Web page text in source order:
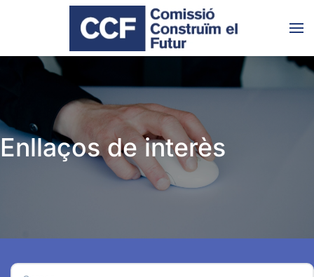
Skip to main content
Enllaços de interès